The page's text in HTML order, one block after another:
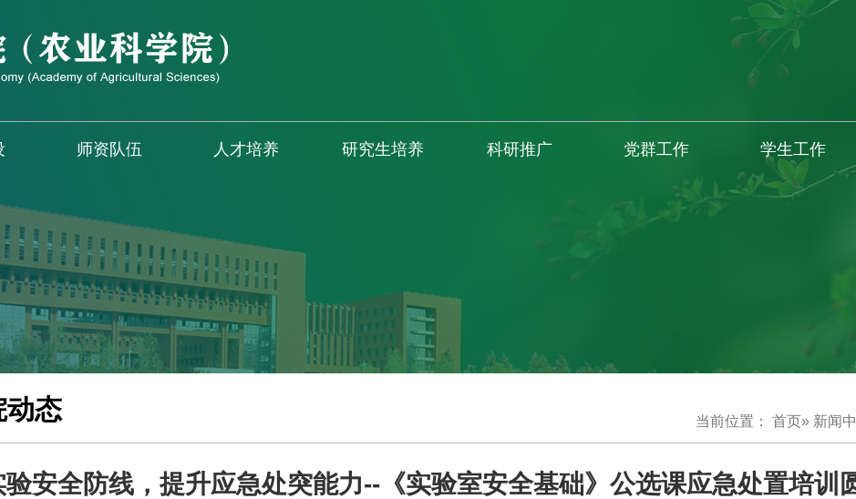
师资队伍 人才培养 研究生培养 科研推广 党群工作 学生工作
当前位置： 首页» 新闻
动态
安全防线，提升应急处突能力--《实验室安全基础》公选课应急处置培训